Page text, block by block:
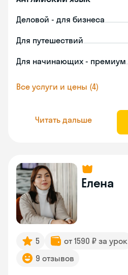
Деловой - для бизнеса
Для путешествий
Для начинающих - премиум
Все услуги и цены (4)
Читать дальше
Елена
5 от 1590 ₽ за урок
9 отзывов